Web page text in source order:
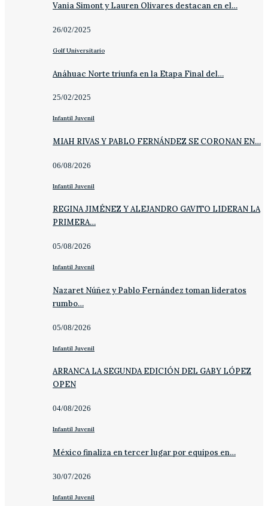
Vania Simont y Lauren Olivares destacan en el…
26/02/2025
Golf Universitario
Anáhuac Norte triunfa en la Etapa Final del…
25/02/2025
Infantil Juvenil
MIAH RIVAS Y PABLO FERNÁNDEZ SE CORONAN EN…
06/08/2026
Infantil Juvenil
REGINA JIMÉNEZ Y ALEJANDRO GAVITO LIDERAN LA
PRIMERA…
05/08/2026
Infantil Juvenil
Nazaret Núñez y Pablo Fernández toman lideratos
rumbo…
05/08/2026
Infantil Juvenil
ARRANCA LA SEGUNDA EDICIÓN DEL GABY LÓPEZ
OPEN
04/08/2026
Infantil Juvenil
México finaliza en tercer lugar por equipos en…
30/07/2026
Infantil Juvenil